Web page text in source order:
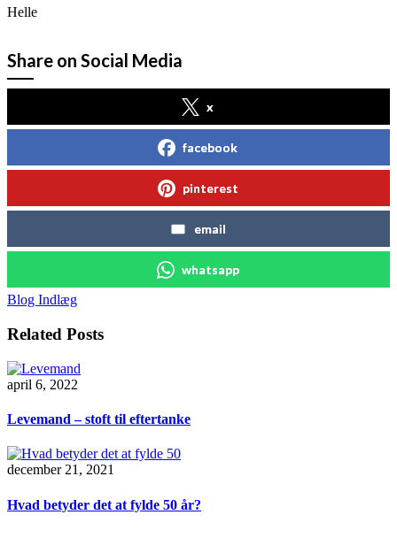
Helle
Share on Social Media
x
facebook
pinterest
email
whatsapp
Blog Indlæg
Related Posts
april 6, 2022
Levemand – stoft til eftertanke
december 21, 2021
Hvad betyder det at fylde 50 år?